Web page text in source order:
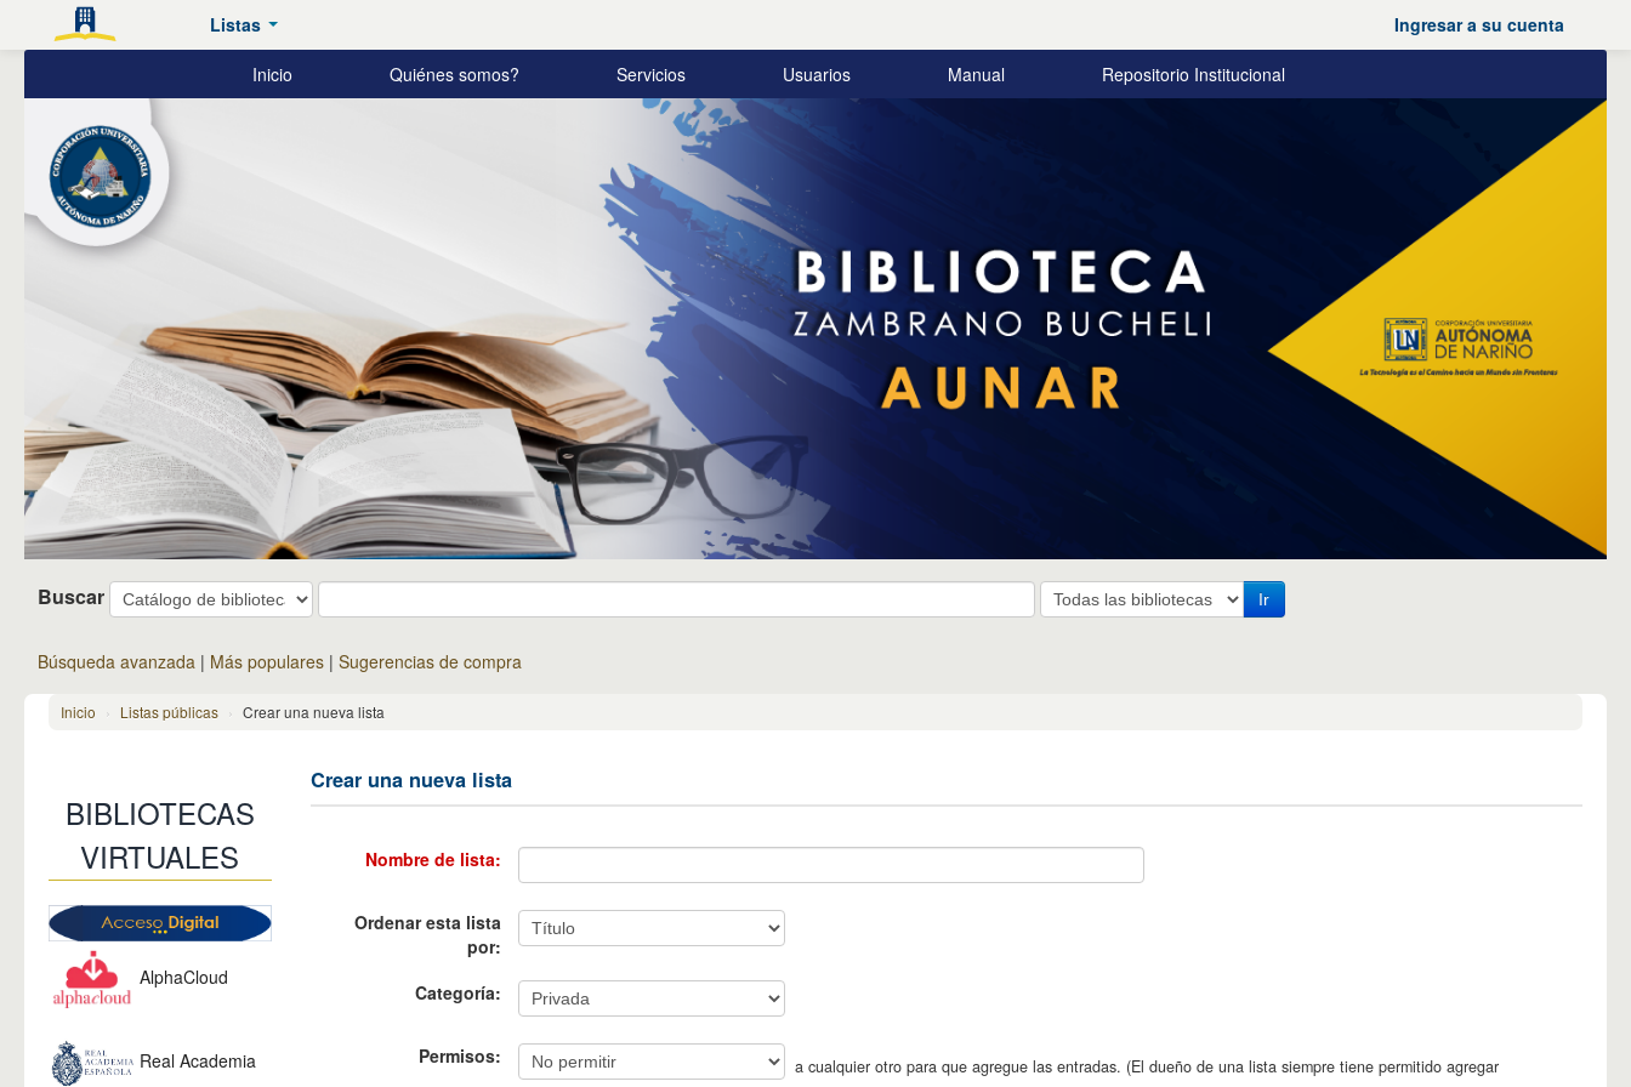
Zambrano
Bucheli
AUNAR
Listas Ingresar a su cuenta
Inicio Quiénes somos? Servicios Usuarios Manual Repositorio Institucional
Buscar Ir
Búsqueda avanzada Más populares Sugerencias de compra
Inicio › Listas públicas › Crear una nueva lista
BIBLIOTECAS
VIRTUALES
AlphaCloud
Una plataforma y
solución tecnológica de
Real Academia
Crear una nueva lista
Nombre de lista:
Ordenar esta lista
por:
Categoría:
Permisos:
a cualquier otro para que agregue las entradas. (El dueño de una lista siempre tiene permitido agregar